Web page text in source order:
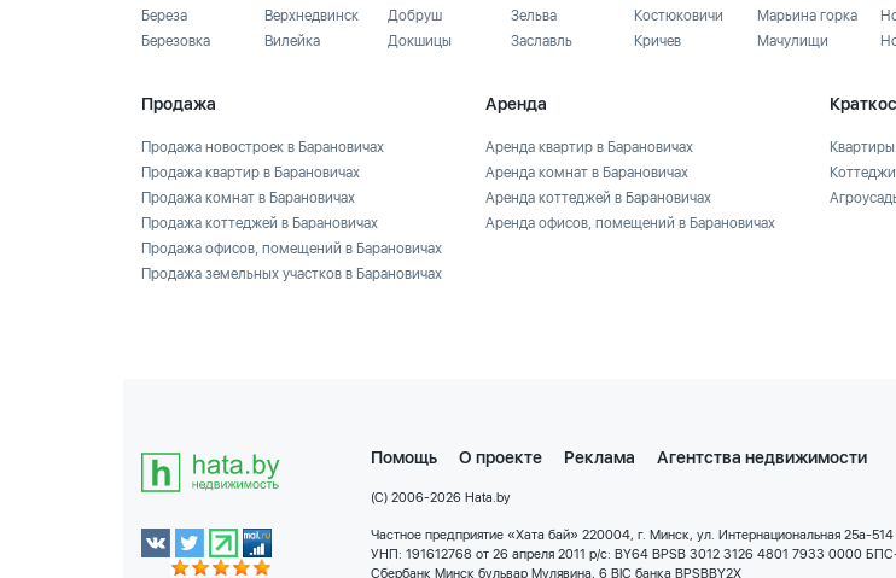
Береза
Березовка
Верхнедвинск
Вилейка
Добруш
Докшицы
Зельва
Заславль
Костюковичи
Кричев
Марьина горка
Мачулищи
Продажа
Продажа новостроек в Барановичах
Продажа квартир в Барановичах
Продажа комнат в Барановичах
Продажа коттеджей в Барановичах
Продажа офисов, помещений в Барановичах
Продажа земельных участков в Барановичах
Аренда
Аренда квартир в Барановичах
Аренда комнат в Барановичах
Аренда коттеджей в Барановичах
Аренда офисов, помещений в Барановичах
Помощь О проекте Реклама Агентства недвижимости
(C) 2006-2026 Hata.by
Частное предприятие «Хата бай» 220004, г. Минск, ул. Интернациональная 25а-514
УНП: 191612768 от 26 апреля 2011 р/с: BY64 BPSB 3012 3126 4801 7933 0000
Сбербанк Минск бульвар Мулявина, 6 BIC банка BPSBBY2X